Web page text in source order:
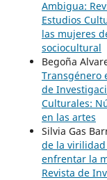
Ambigua:
Estudios
las mujeres
sociocultural
Begoña
Transgénero
de
Culturales:
en las artes
Silvia Gas
de la
enfrentar la
Revista de